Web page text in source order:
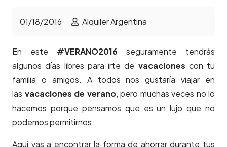
01/18/2016 Alquiler Argentina
En este #VERANO2016 seguramente tendrás
algunos días libres para irte de vacaciones con tu
familia o amigos. A todos nos gustaría viajar en
las vacaciones de verano, pero muchas veces no lo
hacemos porque pensamos que es un lujo que no
podemos permitirnos.
Aquí vas a encontrar la forma de ahorrar durante tus